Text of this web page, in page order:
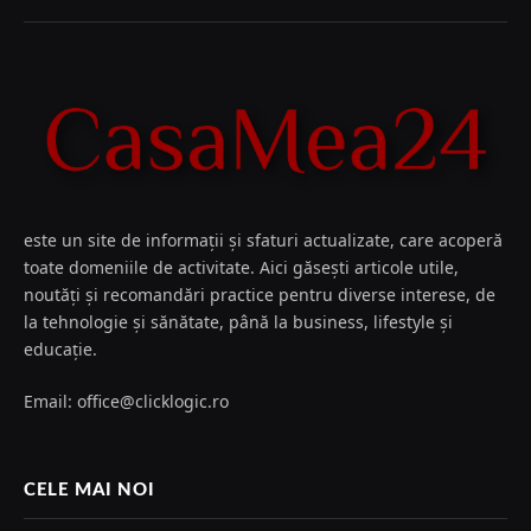
este un site de informații și sfaturi actualizate, care acoperă
toate domeniile de activitate. Aici găsești articole utile,
noutăți și recomandări practice pentru diverse interese, de
la tehnologie și sănătate, până la business, lifestyle și
educație.
Email: office@clicklogic.ro
CELE MAI NOI